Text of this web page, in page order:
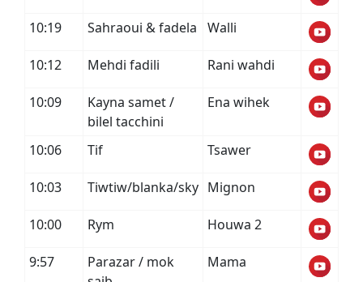
10:19 Sahraoui & fadela Walli
10:12 Mehdi fadili Rani wahdi
10:09
Kayna samet /
bilel tacchini
Ena wihek
10:06 Tif Tsawer
10:03 Tiwtiw/blanka/sky Mignon
10:00 Rym Houwa 2
9:57
Parazar / mok
Mama